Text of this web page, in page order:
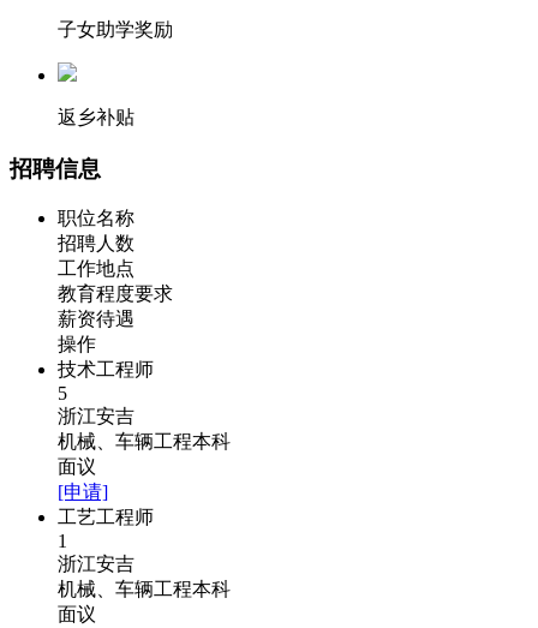
子女助学奖励
返乡补贴
招聘信息
职位名称
招聘人数
工作地点
教育程度要求
薪资待遇
操作
技术工程师
5
浙江安吉
机械、车辆工程本科
面议
[申请]
工艺工程师
1
浙江安吉
机械、车辆工程本科
面议